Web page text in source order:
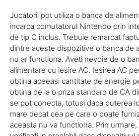
Jucatorii pot utiliza o banca de
incarca comutatorul Nintendo prin
de tip C inclus. Trebuie remarcat
dintre aceste dispozitive o banca de
nu ar functiona. Aveti nevoie de o
alimentare cu iesire AC. Iesirea AC
obtina aceeasi cantitate de energie
obtina de la o priza standard de CA
se pot conecta, totusi daca puterea
mare decat cea pe care o poate
aceasta nu va functiona. Prin